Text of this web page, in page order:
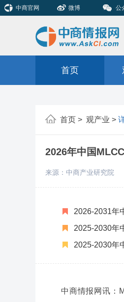
中商官网 微博 公
首页
首页 > 观产业 >
2026年中国
来源：中商产业研究院
2026-2031年
2025-2030年
2025-2030年
中商情报网讯：